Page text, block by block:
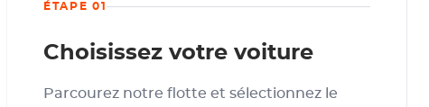
ÉTAPE 01
Choisissez votre voiture
Parcourez notre flotte et sélectionnez le